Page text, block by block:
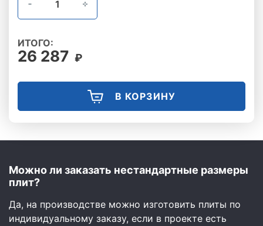
ИТОГО:
26 287 ₽
В КОРЗИНУ
Можно ли заказать нестандартные размеры
плит?
Да, на производстве можно изготовить плиты по
индивидуальному заказу, если в проекте есть